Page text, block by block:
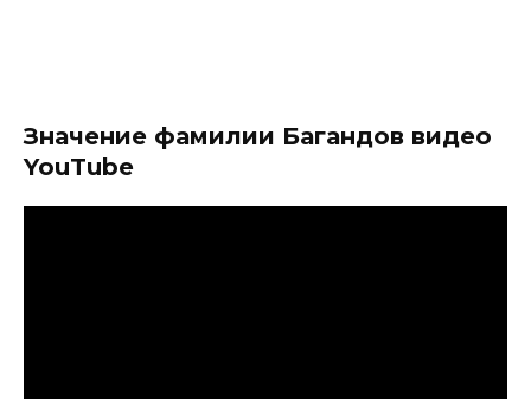
Значение фамилии Багандов видео
YouTube